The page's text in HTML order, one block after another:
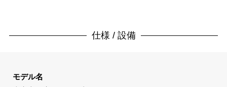
仕様 / 設備
モデル名